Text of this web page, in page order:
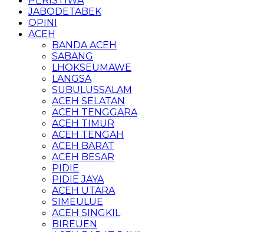
JABODETABEK
OPINI
ACEH
BANDA ACEH
SABANG
LHOKSEUMAWE
LANGSA
SUBULUSSALAM
ACEH SELATAN
ACEH TENGGARA
ACEH TIMUR
ACEH TENGAH
ACEH BARAT
ACEH BESAR
PIDIE
PIDIE JAYA
ACEH UTARA
SIMEULUE
ACEH SINGKIL
BIREUEN